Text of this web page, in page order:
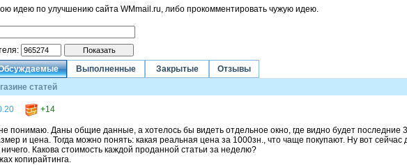
идею по улучшению сайта WMmail.ru, либо прокомментировать чужую идею.
Выполненные Закрытые
Отзывы
статей
+14
не понимаю. Даны общие данные, а хотелось бы видеть отдельное окно, где видно будет последние
и цена. Тогда можно понять: какая реальная цена за 1000зн., что чаще покупают. Ну вот сейчас
Какова стоимость каждой проданной статьи за неделю?
копирайтинга.